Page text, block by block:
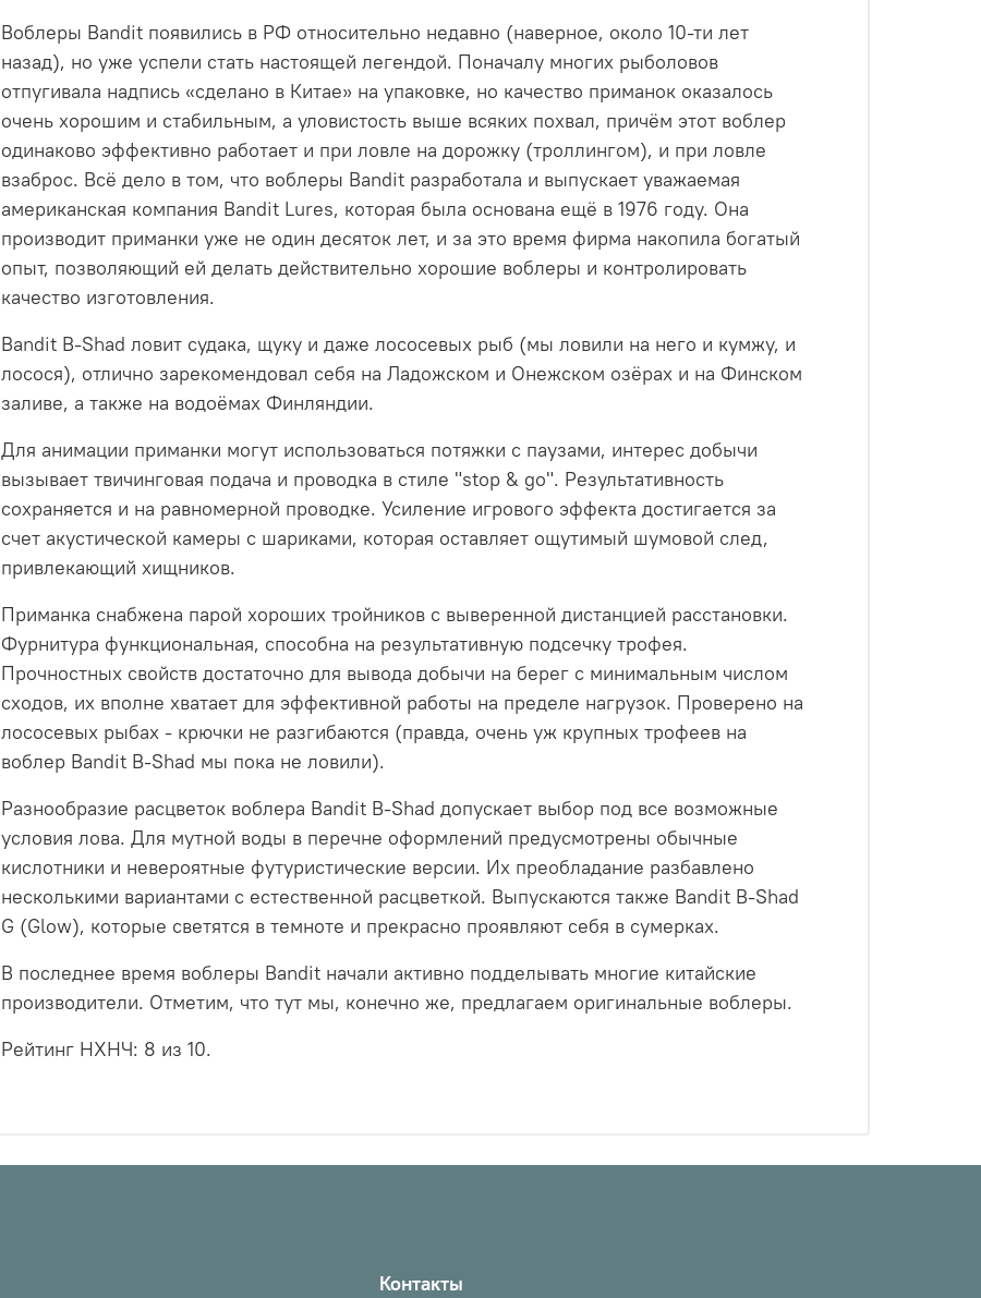
Воблеры Bandit появились в РФ относительно недавно (наверное, около 10-ти лет
назад), но уже успели стать настоящей легендой. Поначалу многих рыболовов
отпугивала надпись «сделано в Китае» на упаковке, но качество приманок оказалось
очень хорошим и стабильным, а уловистость выше всяких похвал, причём этот воблер
одинаково эффективно работает и при ловле на дорожку (троллингом), и при ловле
взаброс. Всё дело в том, что воблеры Bandit разработала и выпускает уважаемая
американская компания Bandit Lures, которая была основана ещё в 1976 году. Она
производит приманки уже не один десяток лет, и за это время фирма накопила богатый
опыт, позволяющий ей делать действительно хорошие воблеры и контролировать
качество изготовления.
Bandit B-Shad ловит судака, щуку и даже лососевых рыб (мы ловили на него и кумжу, и
лосося), отлично зарекомендовал себя на Ладожском и Онежском озёрах и на Финском
заливе, а также на водоёмах Финляндии.
Для анимации приманки могут использоваться потяжки с паузами, интерес добычи
вызывает твичинговая подача и проводка в стиле "stop & go". Результативность
сохраняется и на равномерной проводке. Усиление игрового эффекта достигается за
счет акустической камеры с шариками, которая оставляет ощутимый шумовой след,
привлекающий хищников.
Приманка снабжена парой хороших тройников с выверенной дистанцией расстановки.
Фурнитура функциональная, способна на результативную подсечку трофея.
Прочностных свойств достаточно для вывода добычи на берег с минимальным числом
сходов, их вполне хватает для эффективной работы на пределе нагрузок. Проверено на
лососевых рыбах - крючки не разгибаются (правда, очень уж крупных трофеев на
воблер Bandit B-Shad мы пока не ловили).
Разнообразие расцветок воблера Bandit B-Shad допускает выбор под все возможные
условия лова. Для мутной воды в перечне оформлений предусмотрены обычные
кислотники и невероятные футуристические версии. Их преобладание разбавлено
несколькими вариантами с естественной расцветкой. Выпускаются также Bandit B-Shad
G (Glow), которые светятся в темноте и прекрасно проявляют себя в сумерках.
В последнее время воблеры Bandit начали активно подделывать многие китайские
производители. Отметим, что тут мы, конечно же, предлагаем оригинальные воблеры.
Рейтинг НХНЧ: 8 из 10.
Контакты